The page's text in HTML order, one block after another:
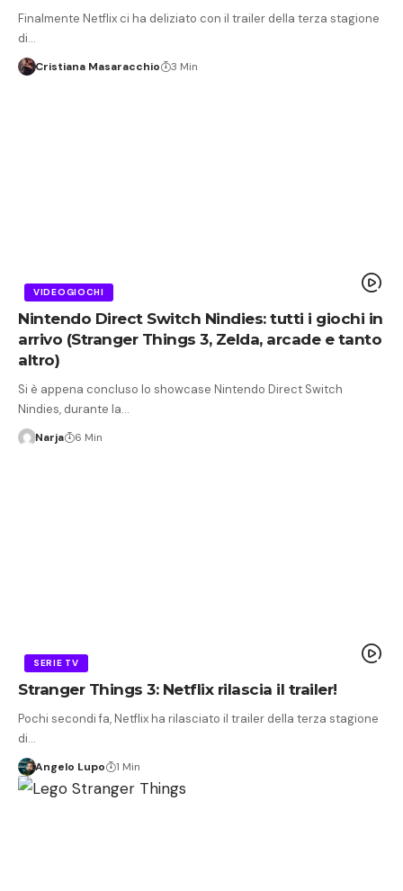
Finalmente Netflix ci ha deliziato con il trailer della terza stagione
di…
Cristiana Masaracchio 3 Min
VIDEOGIOCHI
Nintendo Direct Switch Nindies: tutti i giochi in
arrivo (Stranger Things 3, Zelda, arcade e tanto
altro)
Si è appena concluso lo showcase Nintendo Direct Switch
Nindies, durante la…
Narja 6 Min
SERIE TV
Stranger Things 3: Netflix rilascia il trailer!
Pochi secondi fa, Netflix ha rilasciato il trailer della terza stagione
di…
Angelo Lupo 1 Min